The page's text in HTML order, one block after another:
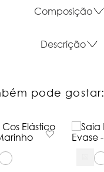
Composição
Descrição
pode gostar: